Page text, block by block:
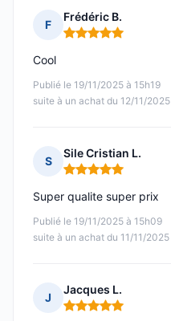
F
Frédéric B.
Note : 5 sur 5
Publié le 19/11/2025 à 15h19
suite à un achat du 12/11/2025
Cool
S
Sile Cristian L.
Note : 5 sur 5
Publié le 19/11/2025 à 15h09
suite à un achat du 11/11/2025
Super qualite super prix
J
Jacques L.
Note : 5 sur 5